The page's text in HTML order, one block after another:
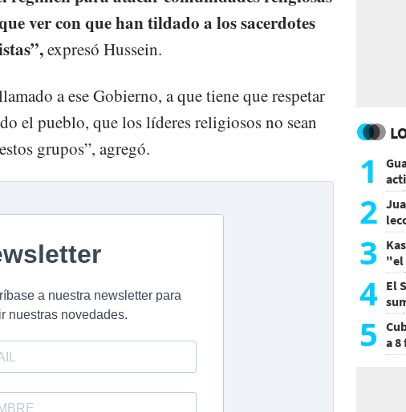
ver con que han tildado a los sacerdotes
expresó Hussein.
a ese Gobierno, a que tiene que respetar
el pueblo, que los líderes religiosos no sean
grupos”, agregó.
1
2
3 "el
4 El
5
a